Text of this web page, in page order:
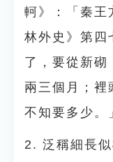
軻》：「秦王
林外史》第四
了，要從新砌
兩三個月；裡
不知要多少。
2. 泛稱細長似